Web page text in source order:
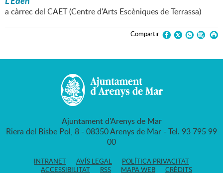
a càrrec del CAET (Centre d'Arts Escèniques de Terrassa)
Compartir
Ajuntament d'Arenys de Mar
Riera del Bisbe Pol, 8 - 08350 Arenys de Mar - Tel. 93 795 99
00
INTRANET AVÍS LEGAL
POLÍTICA PRIVACITAT
ACCESSIBILITAT
RSS MAPA WEB CRÈDITS